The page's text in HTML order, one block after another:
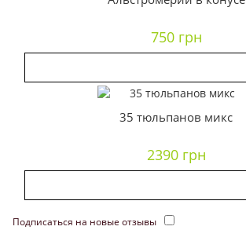
750 грн
35 тюльпанов микс
2390 грн
Подписаться на новые отзывы